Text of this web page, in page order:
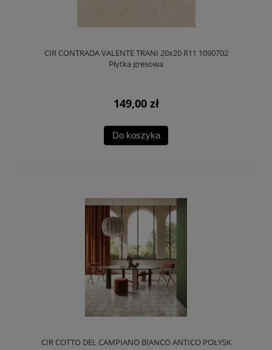
CIR CONTRADA VALENTE TRANI 20x20 R11 1090702
Płytka gresowa
149,00 zł
Do koszyka
CIR COTTO DEL CAMPIANO BIANCO ANTICO POŁYSK